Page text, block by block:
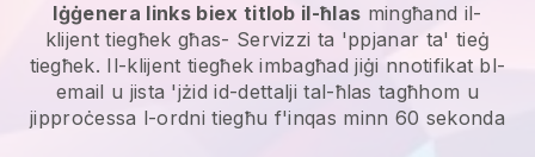
Iġġenera links biex titlob il-ħlas mingħand il-
klijent tiegħek għas- Servizzi ta 'ppjanar ta' tieġ
tiegħek. Il-klijent tiegħek imbagħad jiġi nnotifikat bl-
email u jista 'jżid id-dettalji tal-ħlas tagħhom u
jipproċessa l-ordni tiegħu f'inqas minn 60 sekonda